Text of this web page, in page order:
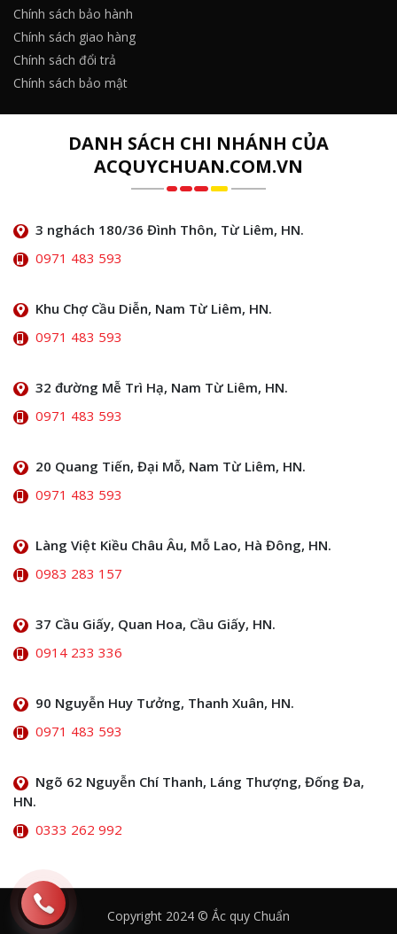
Chính sách bảo hành
Chính sách giao hàng
Chính sách đổi trả
Chính sách bảo mật
DANH SÁCH CHI NHÁNH CỦA
ACQUYCHUAN.COM.VN
3 nghách 180/36 Đình Thôn, Từ Liêm, HN.
0971 483 593
Khu Chợ Cầu Diễn, Nam Từ Liêm, HN.
0971 483 593
32 đường Mễ Trì Hạ, Nam Từ Liêm, HN.
0971 483 593
20 Quang Tiến, Đại Mỗ, Nam Từ Liêm, HN.
0971 483 593
Làng Việt Kiều Châu Âu, Mỗ Lao, Hà Đông, HN.
0983 283 157
37 Cầu Giấy, Quan Hoa, Cầu Giấy, HN.
0914 233 336
90 Nguyễn Huy Tưởng, Thanh Xuân, HN.
0971 483 593
Ngõ 62 Nguyễn Chí Thanh, Láng Thượng, Đống Đa,
HN.
0333 262 992
Copyright 2024 © Ắc quy Chuẩn